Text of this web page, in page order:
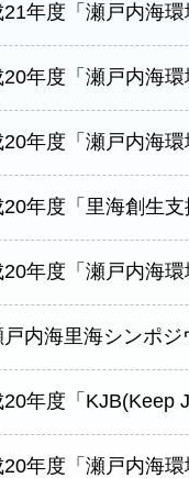
21年度「瀬戸内海
年度「瀬戸内海環
年度「瀬戸内海環
20年度「里海創生
年度「瀬戸内海環
戸内海里海シンポ
20年度「KJB(Keep
20年度「瀬戸内海